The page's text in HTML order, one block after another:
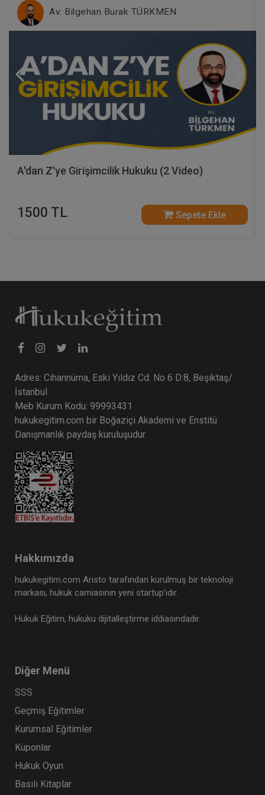
Av. Bilgehan Burak TÜRKMEN
A'dan Z'ye Girişimcilik Hukuku (2 Video)
1500 TL Sepete Ekle
Adres: Cihannüma, Eski Yıldız Cd. No 6 D:8, Beşiktaş/
İstanbul
Meb Kurum Kodu: 99993431
hukukegitim.com bir Boğaziçi Akademi ve Enstitü
Danışmanlık paydaş kuruluşudur.
Hakkımızda
hukukegitim.com Aristo tarafından kurulmuş bir teknoloji
markası, hukuk camiasının yeni startup’ıdır.
Hukuk Eğitim, hukuku dijitalleştirme iddiasındadır.
Diğer Menü
SSS
Geçmiş Eğitimler
Kurumsal Eğitimler
Kuponlar
Hukuk Oyun
Basılı Kitaplar